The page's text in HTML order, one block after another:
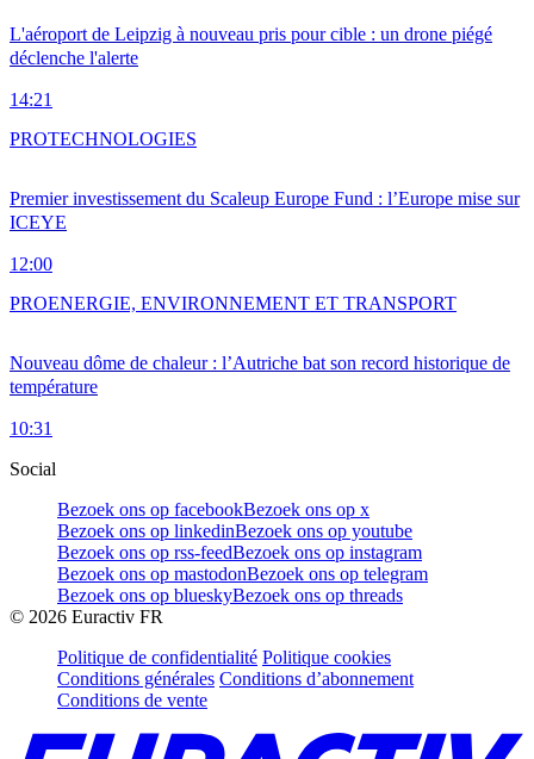
L'aéroport de Leipzig à nouveau pris pour cible : un drone piégé
déclenche l'alerte
14:21
Premier investissement du Scaleup Europe Fund : l’Europe mise sur
ICEYE
12:00
PROTECHNOLOGIES
Nouveau dôme de chaleur : l’Autriche bat son record historique de
température
10:31
PROENERGIE, ENVIRONNEMENT ET TRANSPORT
Social
Bezoek ons op facebookBezoek ons op x
Bezoek ons op linkedinBezoek ons op youtube
Bezoek ons op rss-feedBezoek ons op instagram
Bezoek ons op mastodonBezoek ons op telegram
Bezoek ons op blueskyBezoek ons op threads
© 2026 Euractiv FR
Politique de confidentialité Politique cookies
Conditions générales Conditions d’abonnement
Conditions de vente